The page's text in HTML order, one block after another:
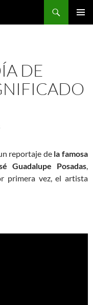
DE
reportaje de la famosa
Guadalupe Posadas,
primera vez, el artista